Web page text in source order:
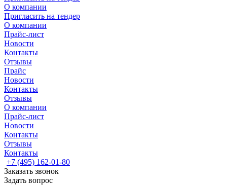
О компании
Пригласить на тендер
О компании
Прайс-лист
Новости
Контакты
Отзывы
Прайс
Новости
Контакты
Отзывы
О компании
Прайс-лист
Новости
Контакты
Отзывы
Контакты
+7 (495) 162-01-80
Заказать звонок
Задать вопрос